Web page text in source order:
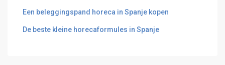
Een beleggingspand horeca in Spanje kopen
De beste kleine horecaformules in Spanje